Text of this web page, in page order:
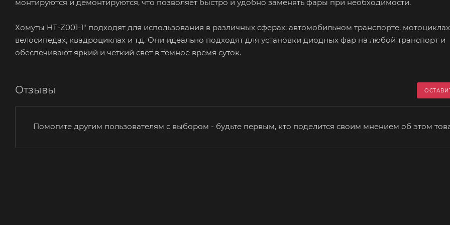
монтируются и демонтируются, что позволяет быстро и удобно заменять фары при необходимости.
Хомуты HT-Z001-1" подходят для использования в различных сферах: автомобильном транспорте,
велосипедах, квадроциклах и т.д. Они идеально подходят для установки диодных фар на любой транспорт и
обеспечивают яркий и четкий свет в темное время суток.
Отзывы
Помогите другим пользователям с выбором - будьте первым, кто поделится своим мнением об этом